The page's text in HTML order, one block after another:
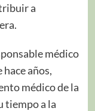
a
médico
años,
médico de la
tiempo a la